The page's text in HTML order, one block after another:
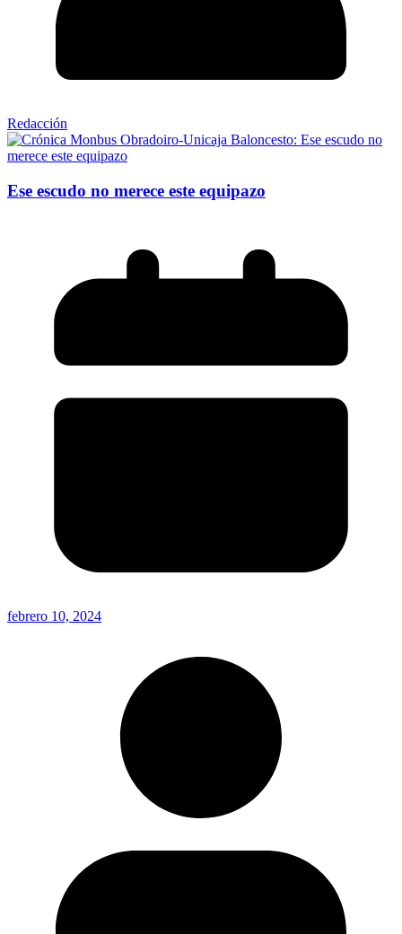
Redacción
Ese escudo no merece este equipazo
febrero 10, 2024